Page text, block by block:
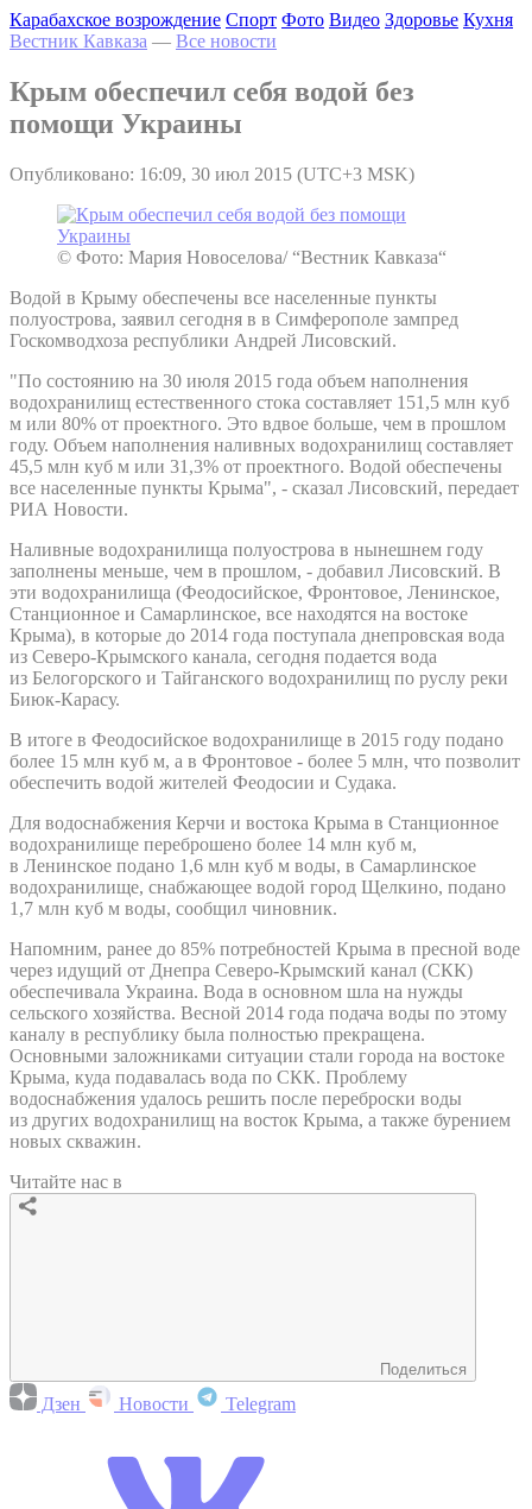
Карабахское возрождение Спорт Фото Видео Здоровье Кухня
Вестник Кавказа — Все новости
Крым обеспечил себя водой без
помощи Украины
Опубликовано: 16:09, 30 июл 2015 (UTC+3 MSK)
© Фото: Мария Новоселова/ “Вестник Кавказа“
Водой в Крыму обеспечены все населенные пункты
полуострова, заявил сегодня в в Симферополе зампред
Госкомводхоза республики Андрей Лисовский.
"По состоянию на 30 июля 2015 года объем наполнения
водохранилищ естественного стока составляет 151,5 млн куб
м или 80% от проектного. Это вдвое больше, чем в прошлом
году. Объем наполнения наливных водохранилищ составляет
45,5 млн куб м или 31,3% от проектного. Водой обеспечены
все населенные пункты Крыма", - сказал Лисовский, передает
РИА Новости.
Наливные водохранилища полуострова в нынешнем году
заполнены меньше, чем в прошлом, - добавил Лисовский. В
эти водохранилища (Феодосийское, Фронтовое, Ленинское,
Станционное и Самарлинское, все находятся на востоке
Крыма), в которые до 2014 года поступала днепровская вода
из Северо-Крымского канала, сегодня подается вода
из Белогорского и Тайганского водохранилищ по руслу реки
Биюк-Карасу.
В итоге в Феодосийское водохранилище в 2015 году подано
более 15 млн куб м, а в Фронтовое - более 5 млн, что позволит
обеспечить водой жителей Феодосии и Судака.
Для водоснабжения Керчи и востока Крыма в Станционное
водохранилище переброшено более 14 млн куб м,
в Ленинское подано 1,6 млн куб м воды, в Самарлинское
водохранилище, снабжающее водой город Щелкино, подано
1,7 млн куб м воды, сообщил чиновник.
Напомним, ранее до 85% потребностей Крыма в пресной воде
через идущий от Днепра Северо-Крымский канал (СКК)
обеспечивала Украина. Вода в основном шла на нужды
сельского хозяйства. Весной 2014 года подача воды по этому
каналу в республику была полностью прекращена.
Основными заложниками ситуации стали города на востоке
Крыма, куда подавалась вода по СКК. Проблему
водоснабжения удалось решить после переброски воды
из других водохранилищ на восток Крыма, а также бурением
новых скважин.
Читайте нас в
Поделиться
Дзен Новости Telegram